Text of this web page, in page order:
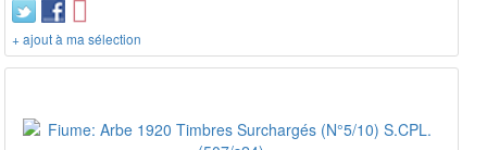
+ ajout à ma sélection